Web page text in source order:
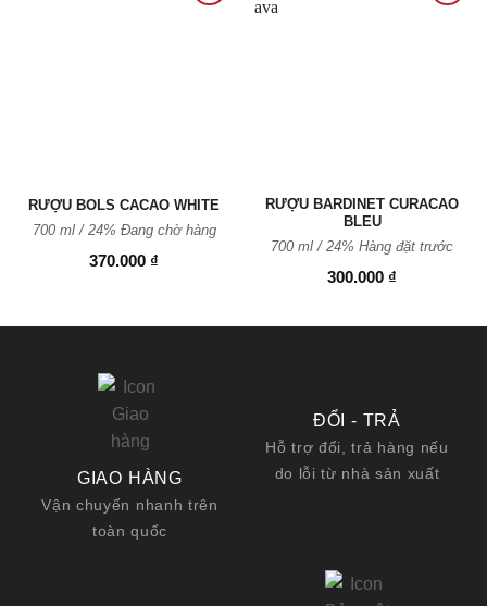
RƯỢU BOLS CACAO WHITE
370.000 ₫
700 ml / 24% Đang chờ hàng
RƯỢU BARDINET CURACAO
BLEU
300.000 ₫
700 ml / 24% Hàng đặt trước
GIAO HÀNG
Vận chuyển nhanh trên
toàn quốc
ĐỔI - TRẢ
Hỗ trợ đổi, trả hàng nếu
do lỗi từ nhà sản xuất